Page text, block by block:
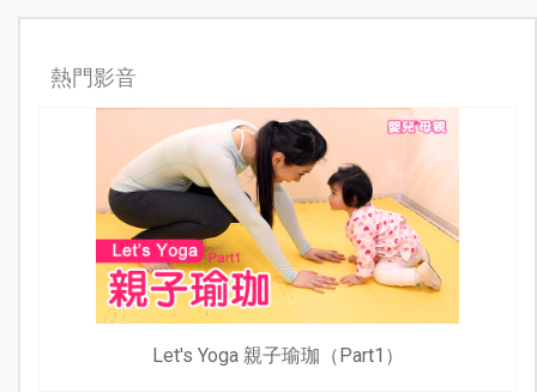
熱門影音
Let's Yoga 親子瑜珈（Part1）